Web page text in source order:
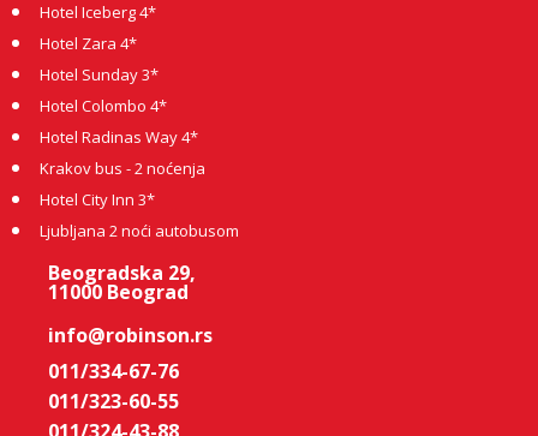
Hotel Iceberg 4*
Hotel Zara 4*
Hotel Sunday 3*
Hotel Colombo 4*
Hotel Radinas Way 4*
Krakov bus - 2 noćenja
Hotel City Inn 3*
Ljubljana 2 noći autobusom
Beogradska 29,
11000 Beograd
info@robinson.rs
011/334-67-76
011/323-60-55